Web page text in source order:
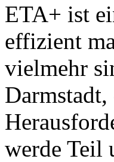
ETA+ ist
effizient
vielmehr
Darmstadt,
werde Teil